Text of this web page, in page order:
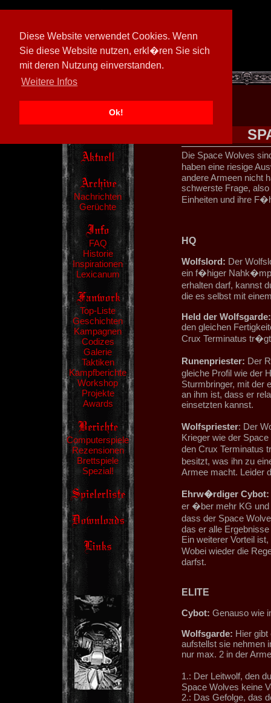
Diese Website verwendet Cookies. Wenn
Sie diese Website nutzen, erkl�ren Sie sich
mit deren Nutzung einverstanden.
Weitere Infos
Ok!
[ 602026/M3]
Nachrichten
Gerüchte
FAQ
Historie
Inspirationen
Lexicanum
Top-Liste
Geschichten
Kampagnen
Codizes
Galerie
Taktiken
Kampfberichte
Workshop
Projekte
Awards
Computerspiele
Rezensionen
Brettspiele
Spezial!
Die Space Wolves
haben eine riesige
andere Armeen nicht
schwerste Frage,
Einheiten und ihre
HQ
Wolfslord: Der
ein f�higer
erhalten darf, kannst
die es selbst mit
Held der Wolfsgarde:
den gleichen
Crux Terminatus
Runenpriester: Der
gleiche Profil wie der
Sturmbringer, mit der
an ihm ist, dass er
einsetzten kannst.
Wolfspriester: Der
Krieger wie der
den Crux Terminatus
besitzt, was ihn zu
Armee macht. Leider
Ehrw�rdiger Cybot:
er �ber mehr KG
dass der Space
das er alle
Ein weiterer Vorteil
Wobei wieder die
darfst.
ELITE
Cybot: Genauso wie
Wolfsgarde: Hier gibt
aufstellst sie nehmen
nur max. 2 in der
1.: Der Leitwolf, den
Space Wolves keine
2.: Das Gefolge, das